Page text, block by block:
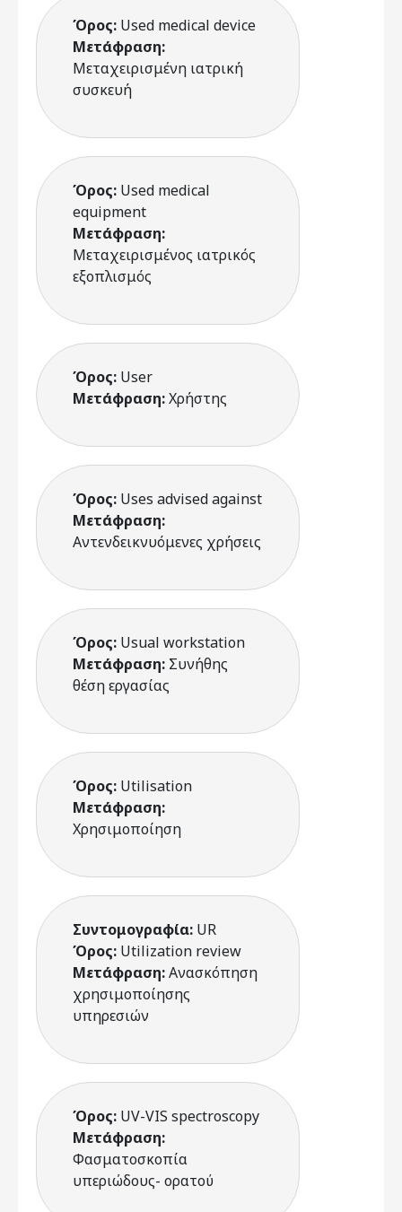
Όρος: Used medical device
Μετάφραση:
Μεταχειρισμένη ιατρική
συσκευή
Όρος: Used medical
equipment
Μετάφραση:
Μεταχειρισμένος ιατρικός
εξοπλισμός
Όρος: User
Μετάφραση:Χρήστης
Όρος: Uses advised against
Μετάφραση:
Αντενδεικνυόμενες χρήσεις
Όρος: Usual workstation
Μετάφραση: Συνήθης
θέση εργασίας
Όρος: Utilisation
Μετάφραση:
Χρησιμοποίηση
Συντομογραφία: UR
Όρος: Utilization review
Μετάφραση:Ανασκόπηση
χρησιμοποίησης
υπηρεσιών
Όρος: UV-VIS spectroscopy
Μετάφραση:
Φασματοσκοπία
υπεριώδους- ορατού